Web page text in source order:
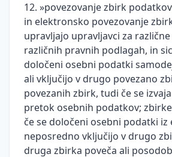
12. »povezovanje zbirk
in elektronsko povezovanje
upravljajo upravljavci za
različnih pravnih podlagah, in
določeni osebni podatki
ali vključijo v drugo povezano
povezanih zbirk, tudi če se
pretok osebnih podatkov;
če se določeni osebni podatki iz
neposredno vključijo v drugo
druga zbirka poveča ali